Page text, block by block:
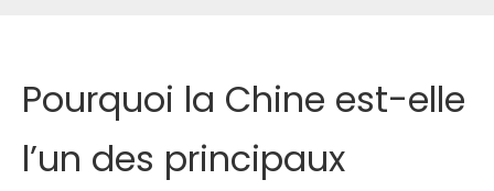
Pourquoi la Chine est-elle
l’un des principaux